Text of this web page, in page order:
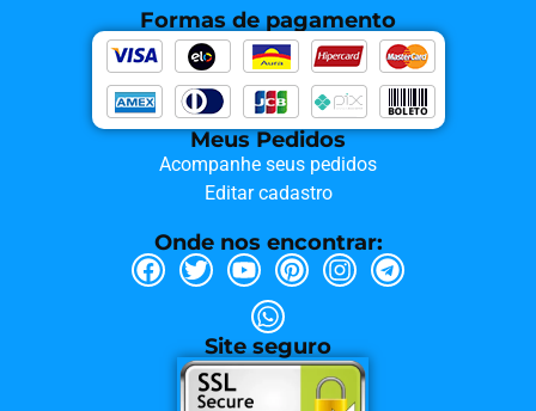
Formas de pagamento
Meus Pedidos
Acompanhe seus pedidos
Editar cadastro
Onde nos encontrar:
Site seguro